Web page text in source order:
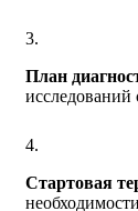
План
исследований
Стартовая